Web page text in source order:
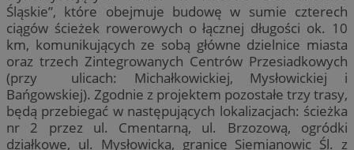
Śląskie”, które obejmuje budowę w sumie czterech
ciągów ścieżek rowerowych o łącznej długości ok. 10
km, komunikujących ze sobą główne dzielnice miasta
oraz trzech Zintegrowanych Centrów Przesiadkowych
(przy ulicach: Michałkowickiej, Mysłowickiej i
Bańgowskiej). Zgodnie z projektem pozostałe trzy trasy,
będą przebiegać w następujących lokalizacjach: ścieżka
nr 2 przez ul. Cmentarną, ul. Brzozową, ogródki
działkowe, ul. Mysłowicką, granicę Siemianowic Śl. z